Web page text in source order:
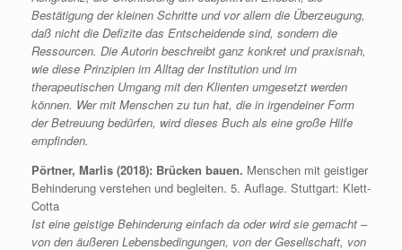
Bestätigung der kleinen Schritte und vor allem die Überzeugung,
daß nicht die Defizite das Entscheidende sind, sondern die
Ressourcen. Die Autorin beschreibt ganz konkret und praxisnah,
wie diese Prinzipien im Alltag der Institution und im
therapeutischen Umgang mit den Klienten umgesetzt werden
können. Wer mit Menschen zu tun hat, die in irgendeiner Form
der Betreuung bedürfen, wird dieses Buch als eine große Hilfe
empfinden.
Pörtner, Marlis (2018): Brücken bauen. Menschen mit geistiger
Behinderung verstehen und begleiten. 5. Auflage. Stuttgart: Klett-
Cotta
Ist eine geistige Behinderung einfach da oder wird sie gemacht –
von den äußeren Lebensbedingungen, von der Gesellschaft, von